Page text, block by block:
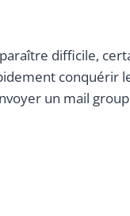
difficile,
conquérir
un mail